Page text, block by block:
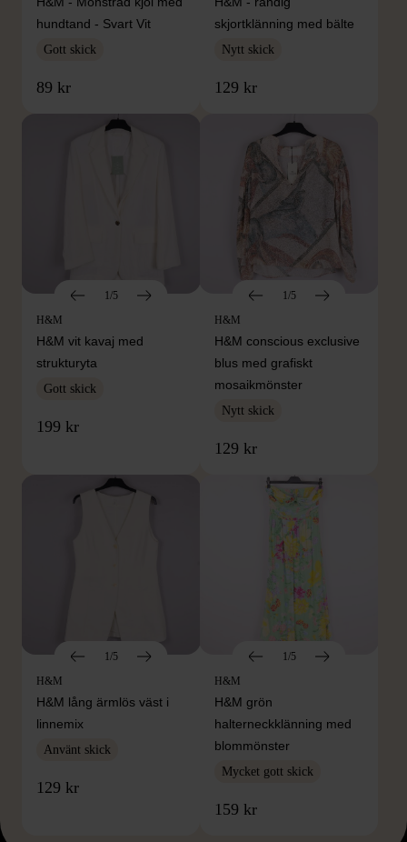
hundtand - Svart Vit
Gott skick
89 kr
skjortklänning med bälte
Nytt skick
129 kr
1/5
H&M
H&M vit kavaj med
strukturyta
Gott skick
199 kr
1/5
H&M
H&M conscious exclusive
blus med grafiskt
mosaikmönster
Nytt skick
129 kr
1/5
H&M
H&M lång ärmlös väst i
linnemix
Använt skick
129 kr
1/5
H&M
H&M grön
halterneckklänning med
blommönster
Mycket gott skick
159 kr